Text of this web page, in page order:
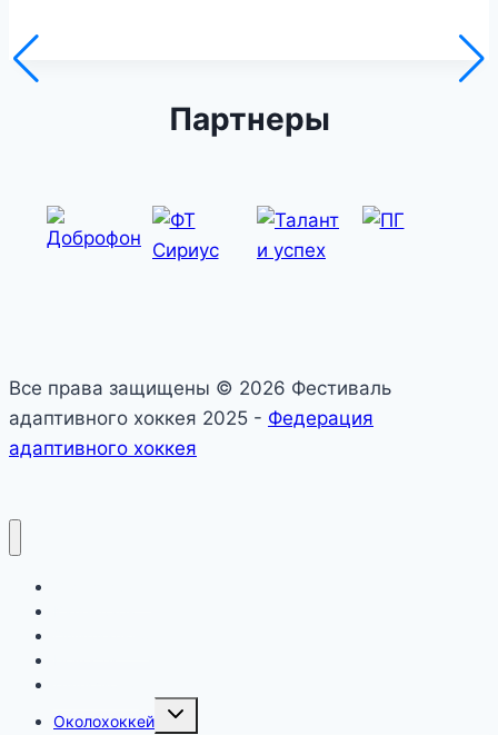
Партнеры
Все права защищены © 2026 Фестиваль
адаптивного хоккея 2025 - Федерация
адаптивного хоккея
Околохоккей
Toggle
child